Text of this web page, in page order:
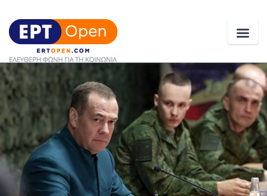
Ειδήσεις
Ελλάδα
Κοινωνία
Πολιτική